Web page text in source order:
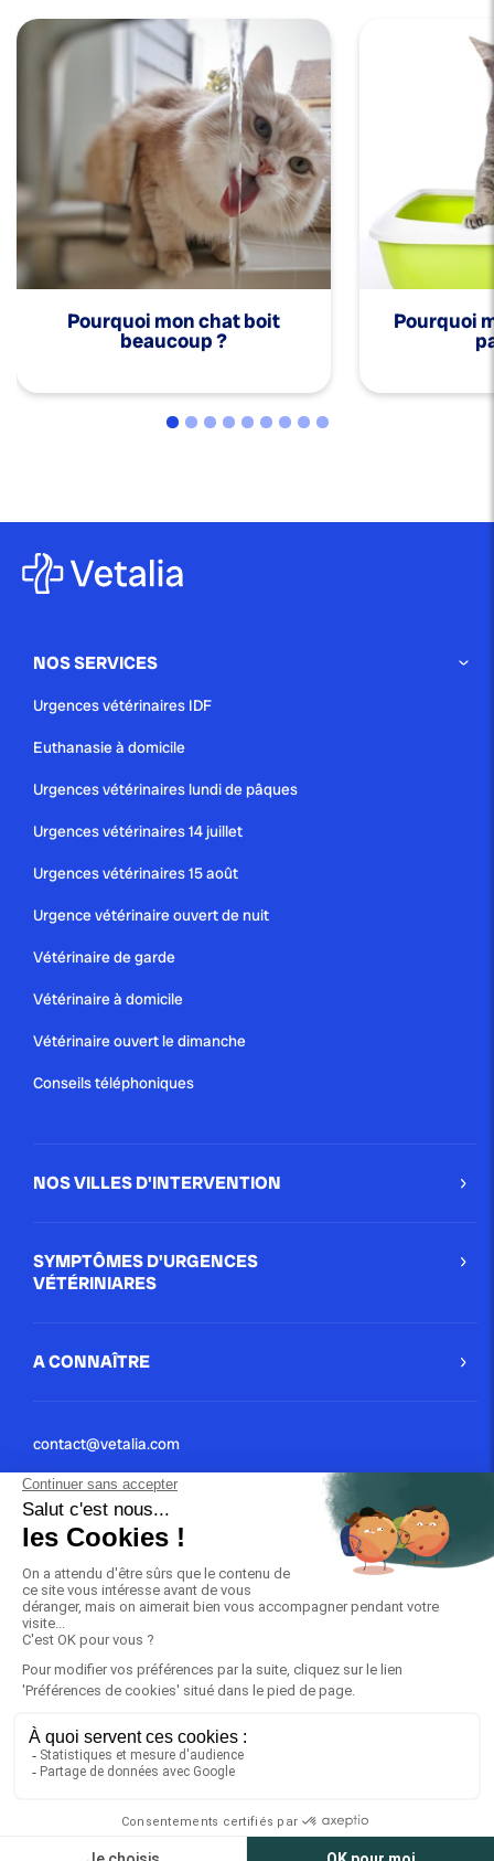
sur 847 avis
Pourquoi mon chat boit
beaucoup ?
Pourquoi
NOS SERVICES
Urgences vétérinaires IDF
Euthanasie à domicile
Urgences vétérinaires lundi de pâques
Urgences vétérinaires 14 juillet
Urgences vétérinaires 15 août
Urgence vétérinaire ouvert de nuit
Vétérinaire de garde
Vétérinaire à domicile
Vétérinaire ouvert le dimanche
Conseils téléphoniques
NOS VILLES D'INTERVENTION
SYMPTÔMES D'URGENCES
VÉTÉRINIARES
A CONNAÎTRE
contact@vetalia.com
01 40 40 01 02
Conditions Générales
Mentions Légales